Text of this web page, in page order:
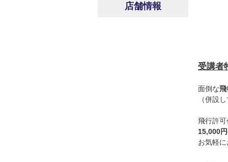
店舗情報
受講者
面倒な飛
（併設
飛行許
15,000
お気軽